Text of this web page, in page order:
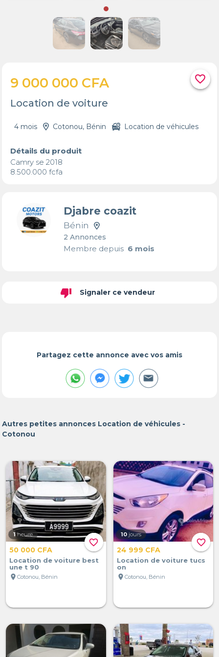
favorite_border
9 000 000 CFA
Location de voiture
4 mois Cotonou, Bénin Location de véhicules
Détails du produit
Camry se 2018
8.500.000 fcfa
Djabre coazit
Bénin
2 Annonces
Membre depuis6 mois
thumb_down Signaler ce vendeur
Partagez cette annonce avec vos amis
Autres petites annonces Location de véhicules -
Cotonou
favorite_border
1 heure
50 000 CFA
Location de voiture best
une t 90
location_on Cotonou, Bénin
favorite_border
10 jours
24 999 CFA
Location de voiture tucs
on
location_on Cotonou, Bénin